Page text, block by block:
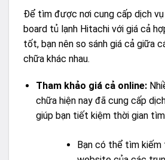
Để tìm được nơi cung cấp dịch
board tủ lạnh Hitachi với giá cả
tốt, bạn nên so sánh giá cả giữa
chữa khác nhau.
Tham khảo giá cả online:
chữa hiện nay đã cung cấp
giúp bạn tiết kiệm thời gian tìm
Bạn có thể tìm